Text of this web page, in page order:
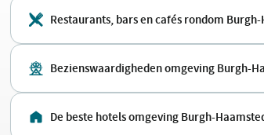
Restaurants, bars en cafés rondom
Bezienswaardigheden omgeving Burgh-
De beste hotels omgeving Burgh-